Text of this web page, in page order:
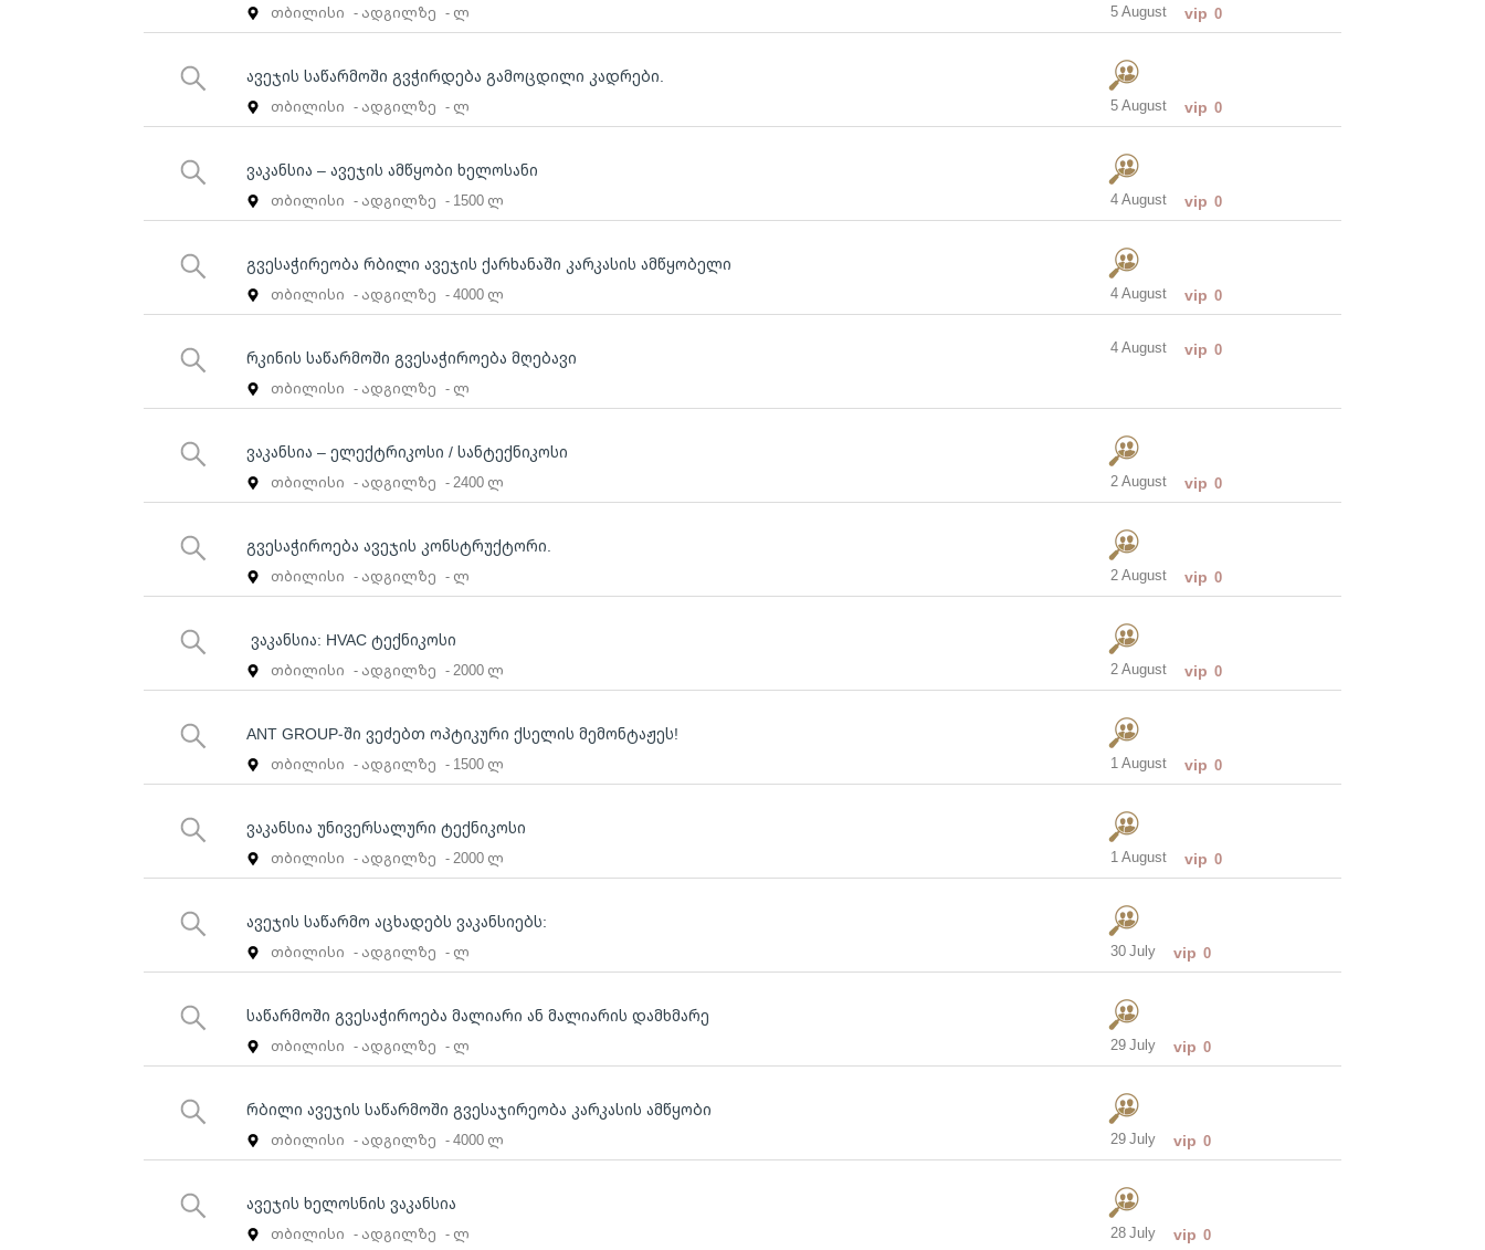
თბილისი - ადგილზე - ლ 5 August vip 0
ავეჯის საწარმოში გვჭირდება გამოცდილი კადრები.
თბილისი - ადგილზე - ლ 5 August vip 0
ვაკანსია – ავეჯის ამწყობი ხელოსანი
თბილისი - ადგილზე - 1500 ლ 4 August vip 0
გვესაჭირეობა რბილი ავეჯის ქარხანაში კარკასის ამწყობელი
თბილისი - ადგილზე - 4000 ლ 4 August vip 0
რკინის საწარმოში გვესაჭიროება მღებავი
თბილისი - ადგილზე - ლ
4 August vip 0
ვაკანსია – ელექტრიკოსი / სანტექნიკოსი
თბილისი - ადგილზე - 2400 ლ 2 August vip 0
გვესაჭიროება ავეჯის კონსტრუქტორი.
თბილისი - ადგილზე - ლ 2 August vip 0
ვაკანსია: HVAC ტექნიკოსი
თბილისი - ადგილზე - 2000 ლ 2 August vip 0
ANT GROUP-ში ვეძებთ ოპტიკური ქსელის მემონტაჟეს!
თბილისი - ადგილზე - 1500 ლ 1 August vip 0
ვაკანსია უნივერსალური ტექნიკოსი
თბილისი - ადგილზე - 2000 ლ 1 August vip 0
ავეჯის საწარმო აცხადებს ვაკანსიებს:
თბილისი - ადგილზე - ლ 30 July vip 0
საწარმოში გვესაჭიროება მალიარი ან მალიარის დამხმარე
თბილისი - ადგილზე - ლ 29 July vip 0
რბილი ავეჯის საწარმოში გვესაჯირეობა კარკასის ამწყობი
თბილისი - ადგილზე - 4000 ლ 29 July vip 0
ავეჯის ხელოსნის ვაკანსია
თბილისი - ადგილზე - ლ 28 July vip 0